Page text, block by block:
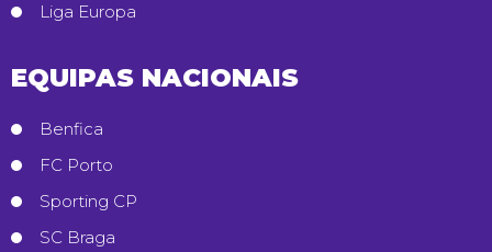
Liga Europa
EQUIPAS NACIONAIS
Benfica
FC Porto
Sporting CP
SC Braga